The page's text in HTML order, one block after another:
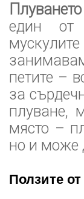
един от
петите –
за
плуване,
място –
но и може
Ползите